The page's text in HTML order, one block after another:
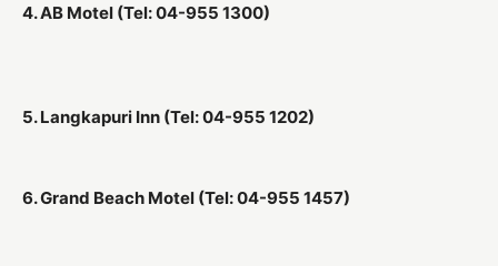
4. AB Motel (Tel: 04-955 1300)
5. Langkapuri Inn (Tel: 04-955 1202)
6. Grand Beach Motel (Tel: 04-955 1457)